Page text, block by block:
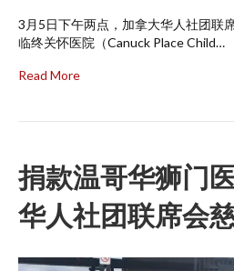
3月5日下午两点，加拿大华人社团联
临终关怀医院（Canuck Place Child…
Read More
捐款温哥华狮门
华人社团联席会